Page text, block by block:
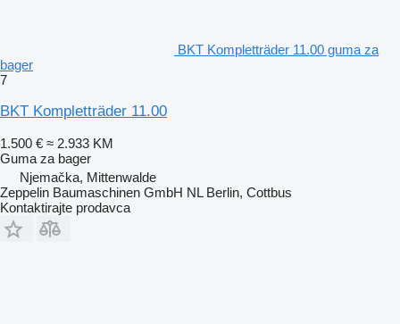
BKT Kompletträder 11.00 gumа za
bager
7
BKT Kompletträder 11.00
1.500 € ≈ 2.933 KM
Gumа za bager
Njemačka, Mittenwalde
Zeppelin Baumaschinen GmbH NL Berlin, Cottbus
Kontaktirajte prodavca